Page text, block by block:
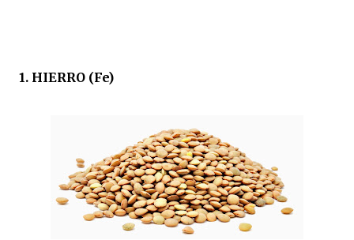
1. HIERRO (Fe)